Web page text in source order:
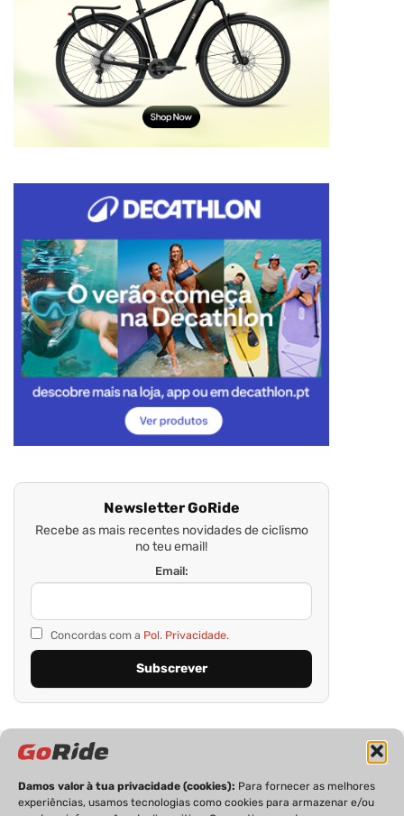
Damos valor à tua privacidade (cookies): Para fornecer as melhores
experiências, usamos tecnologias como cookies para armazenar e/ou
Newsletter GoRide
Recebe as mais recentes novidades de ciclismo
no teu email!
Email:
Concordas com a Pol. Privacidade.